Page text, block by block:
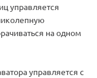
управляется
на одном
управляется с